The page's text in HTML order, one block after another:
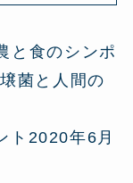
と食のシンポ
菌と人間の
ト2020年6月